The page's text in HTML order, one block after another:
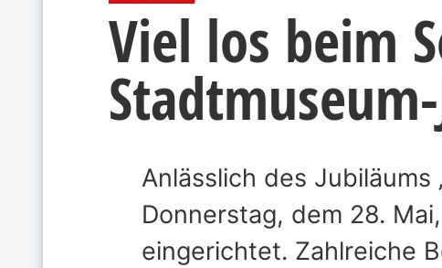
Viel los beim
Anlässlich des
Donnerstag, dem 28.
eingerichtet. Zahlreiche